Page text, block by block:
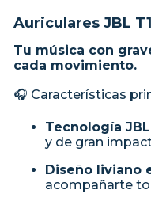
Auriculares JBL
Tu música con
cada movimiento.
🎧 Características
Tecnología
y de gran
Diseño liviano
acompañarte